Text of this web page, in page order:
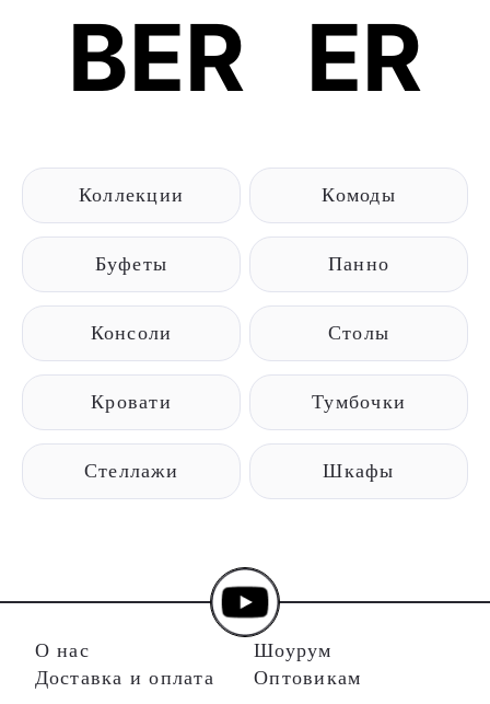
BER ER
Коллекции Комоды
Буфеты Панно
Консоли Столы
Кровати Тумбочки
Стеллажи Шкафы
О нас
Доставка и оплата
Шоурум
Оптовикам